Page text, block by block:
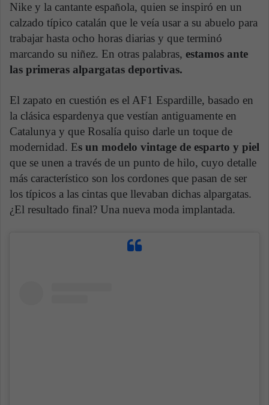
Nike y la cantante española, quien se inspiró en un
calzado típico catalán que le veía usar a su abuelo para
trabajar hasta ocho horas diarias y que terminó
marcando su niñez. En otras palabras, estamos ante
las primeras alpargatas deportivas.
El zapato en cuestión es el AF1 Espardille, basado en
la clásica espardenya que vestían antiguamente en
Catalunya y que Rosalía quiso darle un toque de
modernidad. Es un modelo vintage de esparto y piel
que se unen a través de un punto de hilo, cuyo detalle
más característico son los cordones que pasan de ser
los típicos a las cintas que llevaban dichas alpargatas.
¿El resultado final? Una nueva moda implantada.